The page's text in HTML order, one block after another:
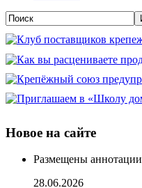
Новое на сайте
Размещены аннотации
28.06.2026